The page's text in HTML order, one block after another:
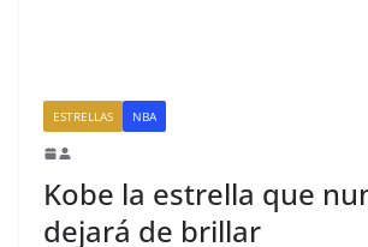
ESTRELLAS NBA
Kobe la estrella que
dejará de brillar